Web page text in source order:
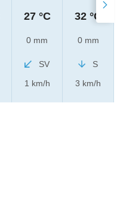
27 °C
0 mm
SV
1 km/h
32 °C
0 mm
S
3 km/h